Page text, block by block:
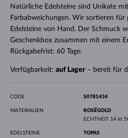
Natürliche Edelsteine sind Unikate
Farbabweichungen. Wir sortieren für
Edelsteine von Hand. Der Schmuck
Geschenkbox zusammen mit einem
Rückgabefrist: 60 Tage.
Verfügbarkeit: auf Lager– bereit für
CODE S0781434
MATERIALIEN
ROSÉGOLD
ECHTHEIT 14 kt
EDELSTEINE
TOPAS